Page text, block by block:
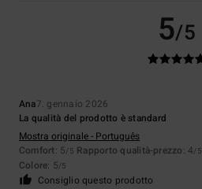
5/5
Ana7. gennaio 2026
La qualità del prodotto è standard
Mostra originale - Português
Comfort: 5/5 Rapporto qualità-prezzo: 4/5
Colore: 5/5
Consiglio questo prodotto